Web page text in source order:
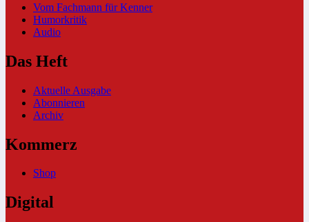
Vom Fachmann für Kenner
Humorkritik
Audio
Das Heft
Aktuelle Ausgabe
Abonnieren
Archiv
Kommerz
Shop
Digital